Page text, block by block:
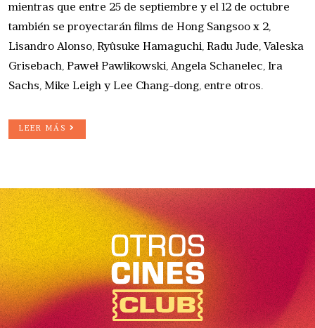
mientras que entre 25 de septiembre y el 12 de octubre
también se proyectarán films de Hong Sangsoo x 2,
Lisandro Alonso, Ryûsuke Hamaguchi, Radu Jude, Valeska
Grisebach, Paweł Pawlikowski, Angela Schanelec, Ira
Sachs, Mike Leigh y Lee Chang-dong, entre otros.
LEER MÁS